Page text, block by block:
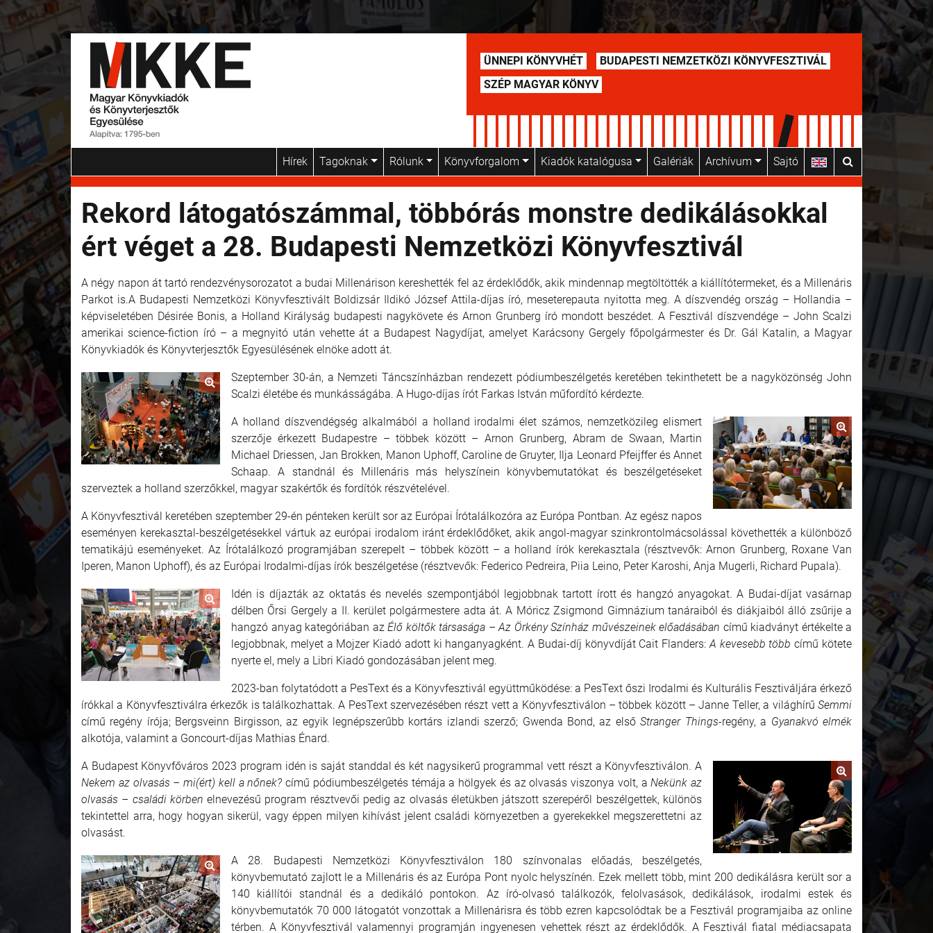
ÜNNEPI KÖNYVHÉT
BUDAPESTI NEMZETKÖZI KÖNYVFESZTIVÁL
SZÉP MAGYAR KÖNYV
Hírek Tagoknak Rólunk Könyvforgalom Kiadók katalógusa Galériák Archívum Sajtó
Rekord látogatószámmal, többórás monstre dedikálásokkal
ért véget a 28. Budapesti Nemzetközi Könyvfesztivál
A négy napon át tartó rendezvénysorozatot a budai Millenárison kereshették fel az érdeklődők, akik mindennap megtöltötték a kiállítótermeket, és a Millenáris
Parkot is.A Budapesti Nemzetközi Könyvfesztivált Boldizsár Ildikó József Attila-díjas író, meseterepauta nyitotta meg. A díszvendég ország – Hollandia –
képviseletében Désirée Bonis, a Holland Királyság budapesti nagykövete és Arnon Grunberg író mondott beszédet. A Fesztivál díszvendége – John Scalzi
amerikai science-fiction író – a megnyitó után vehette át a Budapest Nagydíjat, amelyet Karácsony Gergely főpolgármester és Dr. Gál Katalin, a Magyar
Könyvkiadók és Könyvterjesztők Egyesülésének elnöke adott át.
Szeptember 30-án, a Nemzeti Táncszínházban rendezett pódiumbeszélgetés keretében tekinthetett be a nagyközönség John
Scalzi életébe és munkásságába. A Hugo-díjas írót Farkas István műfordító kérdezte.
A holland díszvendégség alkalmából a holland irodalmi élet számos, nemzetközileg elismert
szerzője érkezett Budapestre – többek között – Arnon Grunberg, Abram de Swaan, Martin
Michael Driessen, Jan Brokken, Manon Uphoff, Caroline de Gruyter, Ilja Leonard Pfeijffer és Annet
Schaap. A standnál és Millenáris más helyszínein könyvbemutatókat és beszélgetéseket
szerveztek a holland szerzőkkel, magyar szakértők és fordítók részvételével.
A Könyvfesztivál keretében szeptember 29-én pénteken került sor az Európai Írótalálkozóra az Európa Pontban. Az egész napos
eseményen kerekasztal-beszélgetésekkel vártuk az európai irodalom iránt érdeklődőket, akik angol-magyar szinkrontolmácsolással követhették a különböző
tematikájú eseményeket. Az Írótalálkozó programjában szerepelt – többek között – a holland írók kerekasztala (résztvevők: Arnon Grunberg, Roxane Van
Iperen, Manon Uphoff), és az Európai Irodalmi-díjas írók beszélgetése (résztvevők: Federico Pedreira, Piia Leino, Peter Karoshi, Anja Mugerli, Richard Pupala).
Idén is díjazták az oktatás és nevelés szempontjából legjobbnak tartott írott és hangzó anyagokat. A Budai-díjat vasárnap
délben Őrsi Gergely a II. kerület polgármestere adta át. A Móricz Zsigmond Gimnázium tanáraiból és diákjaiból álló zsűrije a
hangzó anyag kategóriában az Élő költők társasága – Az Örkény Színház művészeinek előadásában című kiadványt értékelte a
legjobbnak, melyet a Mojzer Kiadó adott ki hanganyagként. A Budai-díj könyvdíját Cait Flanders: A kevesebb többcímű kötete
nyerte el, mely a Libri Kiadó gondozásában jelent meg.
2023-ban folytatódott a PesText és a Könyvfesztivál együttműködése: a PesText őszi Irodalmi és Kulturális Fesztiváljára érkező
írókkal a Könyvfesztiválra érkezők is találkozhattak. A PesText szervezésében részt vett a Könyvfesztiválon – többek között – Janne Teller, a világhírű Semmi
című regény írója; Bergsveinn Birgisson, az egyik legnépszerűbb kortárs izlandi szerző; Gwenda Bond, az elsőStranger Things-regény, a Gyanakvó elmék
alkotója, valamint a Goncourt-díjas Mathias Énard.
A Budapest Könyvfőváros 2023 program idén is saját standdal és két nagysikerű programmal vett részt a Könyvfesztiválon. A
Nekem az olvasás – mi(ért) kell a nőnek? című pódiumbeszélgetés témája a hölgyek és az olvasás viszonya volt, aNekünk az
olvasás – családi körben elnevezésű program résztvevői pedig az olvasás életükben játszott szerepéről beszélgettek, különös
tekintettel arra, hogy hogyan sikerül, vagy éppen milyen kihívást jelent családi környezetben a gyerekekkel megszerettetni az
olvasást.
A 28. Budapesti Nemzetközi Könyvfesztiválon 180 színvonalas előadás, beszélgetés,
könyvbemutató zajlott le a Millenáris és az Európa Pont nyolc helyszínén. Ezek mellett több, mint 200 dedikálásra került sor a
140 kiállítói standnál és a dedikáló pontokon. Az író-olvasó találkozók, felolvasások, dedikálások, irodalmi estek és
könyvbemutatók 70 000 látogatót vonzottak a Millenárisra és több ezren kapcsolódtak be a Fesztivál programjaiba az online
térben. A Könyvfesztivál valamennyi programján ingyenesen vehettek részt az érdeklődők. A Fesztivál fiatal médiacsapata